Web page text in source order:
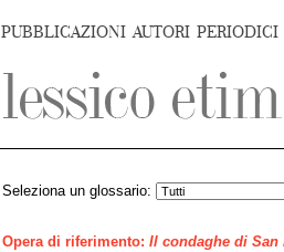
PUBBLICAZIONI AUTORI PERIODICI
Seleziona un glossario:
Opera di riferimento: Il condaghe di San